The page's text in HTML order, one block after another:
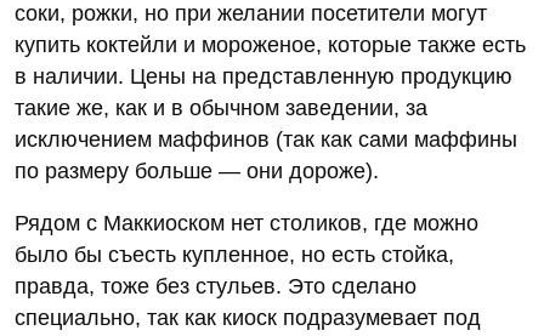
соки, рожки, но при желании посетители могут
купить коктейли и мороженое, которые также есть
в наличии. Цены на представленную продукцию
такие же, как и в обычном заведении, за
исключением маффинов (так как сами маффины
по размеру больше — они дороже).
Рядом с Маккиоском нет столиков, где можно
было бы съесть купленное, но есть стойка,
правда, тоже без стульев. Это сделано
специально, так как киоск подразумевает под